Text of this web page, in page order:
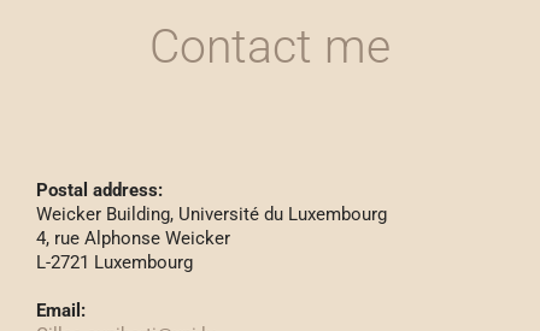
Contact me
Postal address:
Weicker Building, Université du Luxembourg
4, rue Alphonse Weicker
L-2721 Luxembourg
Email: